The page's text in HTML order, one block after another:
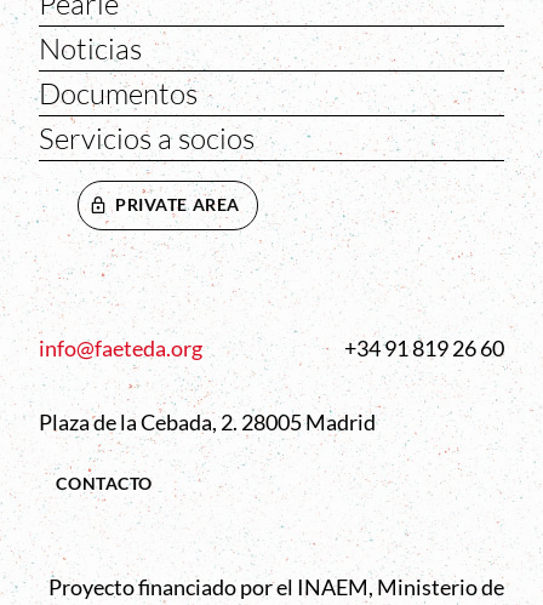
Noticias
Documentos
Servicios a socios
PRIVATE AREA
info@faeteda.org +34 91 819 26 60
Plaza de la Cebada, 2. 28005 Madrid
CONTACTO
Proyecto financiado por el INAEM, Ministerio de